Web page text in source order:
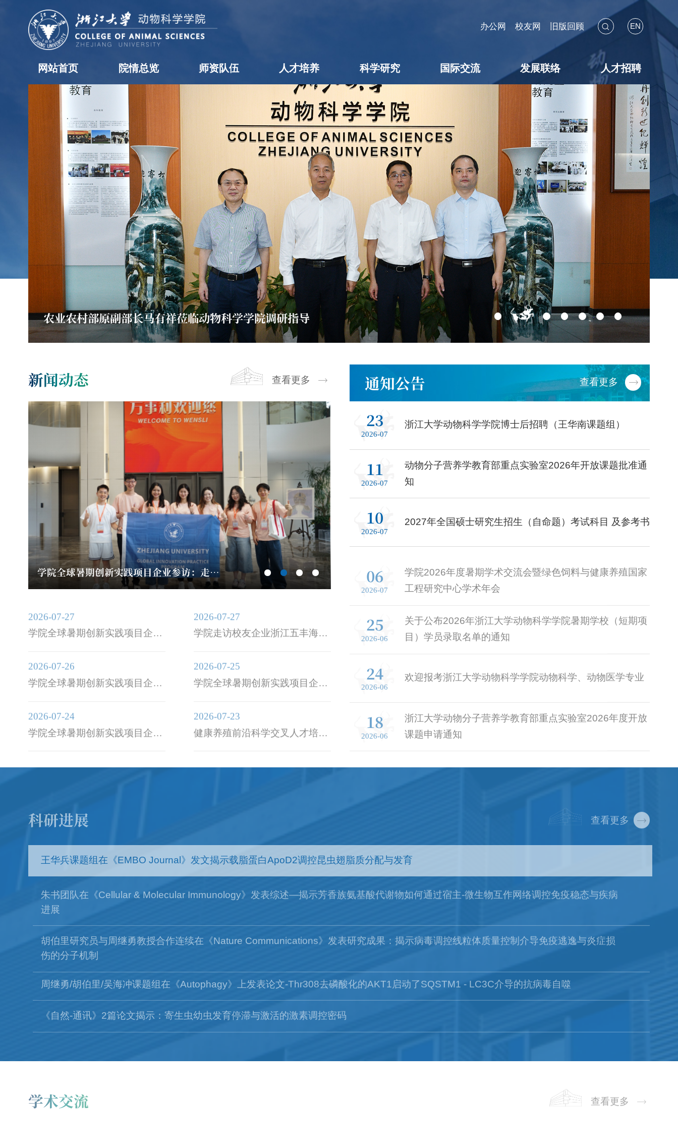
网站首页 院情总览
学院概况
历任领导
现任领导
机构设置
学院黄页
科室职责
办事流程
院长信箱
师资队伍 人才培养
本科生教育
研究生教育
学生工作
教学相长
创新创业
科学研究
科研进展
科研团队
平台机构
科研成果
社会服务
学术期刊
企业出题
成果转化
公用平台
学术交流
国际交流 发展联络
校友联络
教育基金
捐赠途径
捐赠鸣谢
捐赠用途
人才招聘
教师招聘
博后招聘
员工招聘
办公网 校友网 旧版回顾 EN
农业农村部原副部长马有祥莅临动物医学中心调研指导
新闻动态 查看更多
学院走访校友企业浙江五丰海洋生物科技有限公司 学院全球暑期创新实践项目企业参访：走进杭州康德权饲料有限公司
学院全球暑期创新实践项目企业
参访：走进万事利丝绸集团
学院走访校友企业浙江五丰海洋
生物科技有限公司
学院全球暑期创新实践项目企业
参访：走进杭州康德权饲料有限
学院全球暑期创新实践项目企业
参访：走进浙江一景生态牧业有
学院全球暑期创新实践项目企业
参访：走进诗华动保科技（杭
健康养殖前沿科学交叉人才培养
卓越中心试点建设论证会顺利召
通知公告 查看更多
23
2026-07
浙江大学动物科学学院博士后招聘（王华南课题组）
11
2026-07
动物分子营养学教育部重点实验室2026年开放课题批准通
知
10
2026-07
2027年全国硕士研究生招生（自命题）考试科目 及参考书
06
2026-07
工程研究中心学术年会
25
2026-06
目）学员录取名单的通知
24
2026-06
18
2026-06
课题申请通知
科研进展 查看更多
王华兵课题组在《EMBO Journal》发文揭示载脂蛋白ApoD2调控昆虫翅脂质分配与发育
进展
伤的分子机制
周继勇/胡伯里/吴海冲课题组在《Autophagy》上发表论文-Thr308去磷酸化的AKT1启动了SQSTM1 - LC3C介导的抗病毒自噬
《自然-通讯》2篇论文揭示：寄生虫幼虫发育停滞与激活的激素调控密码
学术交流 查看更多